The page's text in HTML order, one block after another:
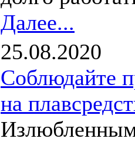
Далее...
25.08.2020
Соблюдайте
на